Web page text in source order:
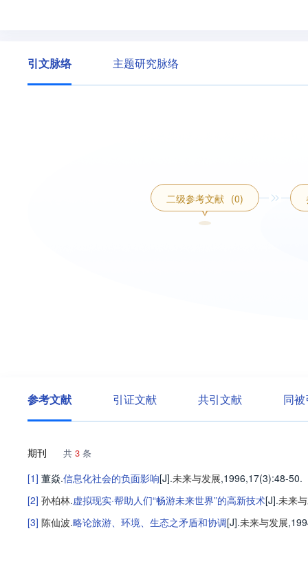
引文脉络 主题研究脉络
二级参考文献 (0)
参考文献 引证文献 共引文献 同
期刊 共 3 条
[1] 董焱.信息化社会的负面影响[J].未来与发展,1996,17(3):48-50.
[2] 孙柏林.虚拟现实·帮助人们“畅游未来世界”的高新技术[J].未来
[3] 陈仙波.略论旅游、环境、生态之矛盾和协调[J].未来与发展